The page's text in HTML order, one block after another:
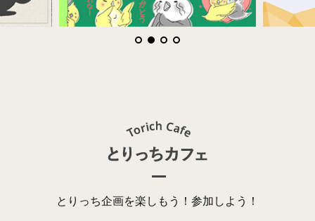
とりっち企画を楽しもう！参加しよう！